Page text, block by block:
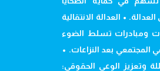
• العدالة الانتقالية
ومبادرات تسلط الضوء
المجتمعي بعد النزاعات. •
وتعزيز الوعي الحقوقي: